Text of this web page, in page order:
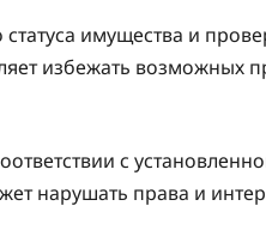
имущества и
избежать возможных
с
нарушать права и